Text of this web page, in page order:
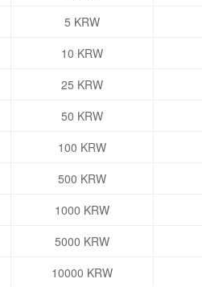
5 KRW
10 KRW
25 KRW
50 KRW
100 KRW
500 KRW
1000 KRW
5000 KRW
10000 KRW